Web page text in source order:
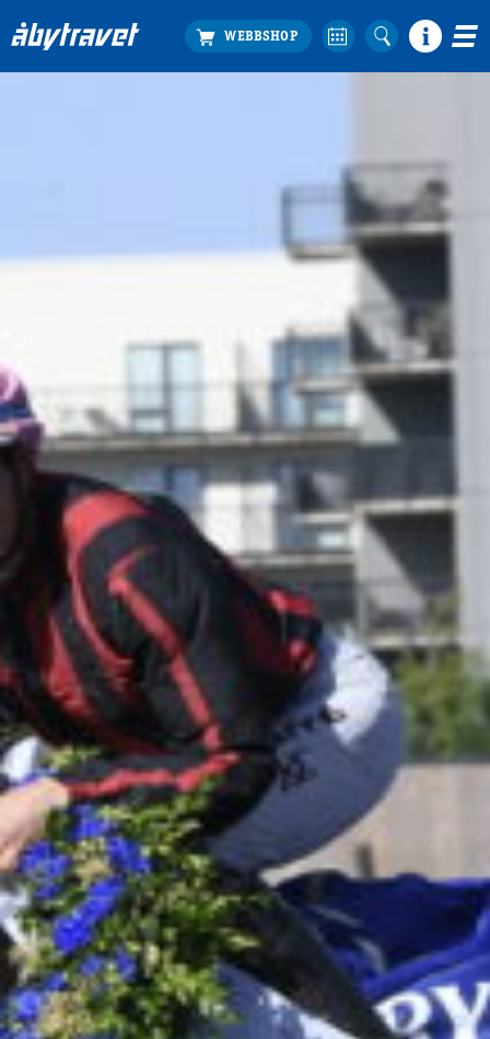
Tävlingsdagar
FAQ
Travkonferens
Exponering & värdskap
Aktiviteter
Hört och hänt
Tävling
Tävlingsserier
Träning och provlopp
Aktiva
Månadens hästägare 2026
Månadens B-tränare 2026
Euro Classic Trot
Andelshästar
Åby Stora Pris 2026
Supertorsdag för företag
Supertorsdag
Ponnytravtävlingar